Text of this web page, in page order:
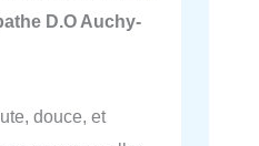
D.O Auchy-
douce, et